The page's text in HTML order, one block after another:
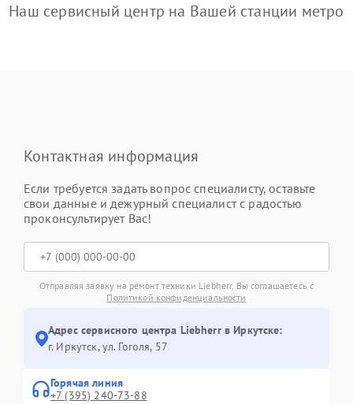
Наш сервисный центр на Вашей станции метро
Контактная информация
Если требуется задать вопрос специалисту, оставьте
свои данные и дежурный специалист с радостью
проконсультирует Вас!
Отправляя заявку на ремонт техники Liebherr, Вы соглашаетесь с
Политикой конфиденциальности
Адрес сервисного центра Liebherr в Иркутске:
г. Иркутск, ул. ​Гоголя, 57
Горячая линия
+7 (395) 240-73-88